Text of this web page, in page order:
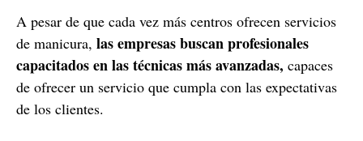
A pesar de que cada vez más centros ofrecen servicios
de manicura, las empresas buscan profesionales
capacitados en las técnicas más avanzadas, capaces
de ofrecer un servicio que cumpla con las expectativas
de los clientes.